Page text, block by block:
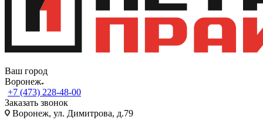
Ваш город
Воронеж
+7 (473) 228-48-00
Заказать звонок
Воронеж, ул. Димитрова, д.79